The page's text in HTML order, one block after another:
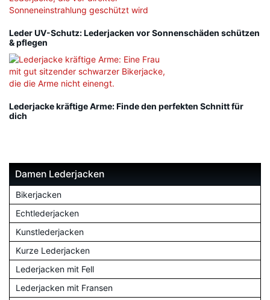
Leder UV-Schutz: Lederjacken vor Sonnenschäden schützen
& pflegen
Lederjacke kräftige Arme: Finde den perfekten Schnitt für
dich
Damen Lederjacken
Bikerjacken
Echtlederjacken
Kunstlederjacken
Kurze Lederjacken
Lederjacken mit Fell
Lederjacken mit Fransen